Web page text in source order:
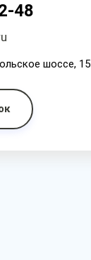
48
шоссе, 15